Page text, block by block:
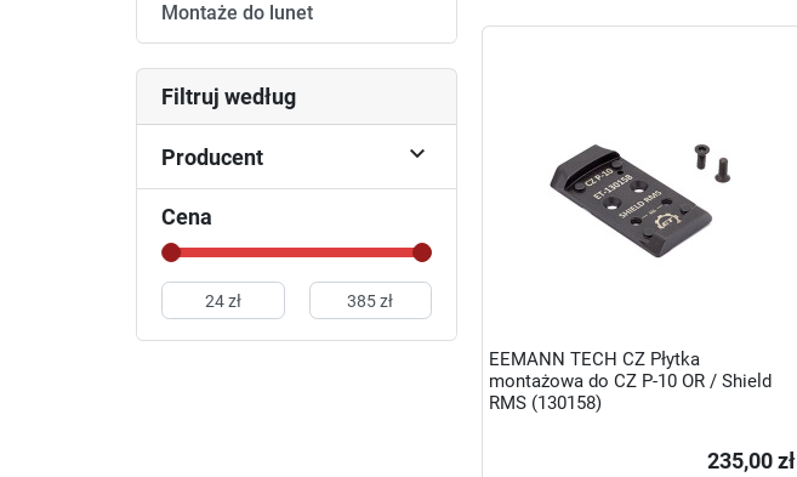
Montaże do lunet
Filtruj według
Producent 
Cena
EEMANN TECH CZ Płytka
montażowa do CZ P-10 OR / Shield
RMS (130158)
235,00 zł